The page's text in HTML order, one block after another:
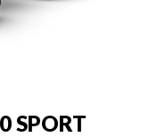
SPORT